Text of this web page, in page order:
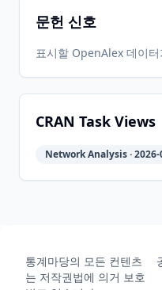
문헌 신호
표시할 OpenAlex 데이
CRAN Task Views
Network Analysis · 2026-
통계마당의 모든 컨텐츠
는 저작권법에 의거 보호